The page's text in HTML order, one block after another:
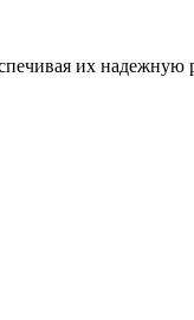
их надежную